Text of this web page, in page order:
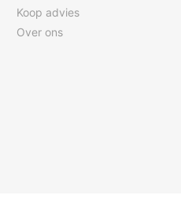
Koop advies
Over ons